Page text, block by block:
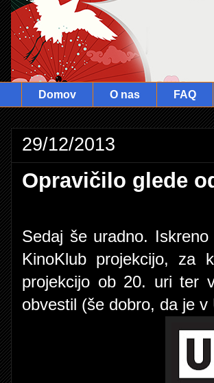
Domov O nas FAQ
29/12/2013
Opravičilo glede
Sedaj še uradno.
KinoKlub projekcijo, za
projekcijo ob 20. uri ter
obvestil (še dobro, da je